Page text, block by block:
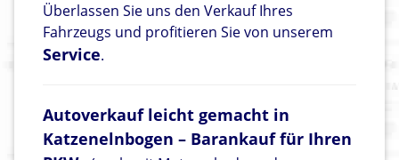
Überlassen Sie uns den Verkauf Ihres
Fahrzeugs und profitieren Sie von unserem
Service.
Autoverkauf leicht gemacht in
Katzenelnbogen – Barankauf für Ihren